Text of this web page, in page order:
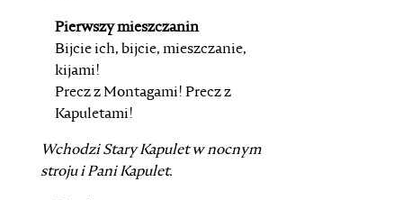
Pierwszy mieszczanin
Bijcie ich, bijcie, mieszczanie,
kijami!
Precz z Montagami! Precz z
Kapuletami!
WchodziStary Kapuletw nocnym
stroju iPani Kapulet.